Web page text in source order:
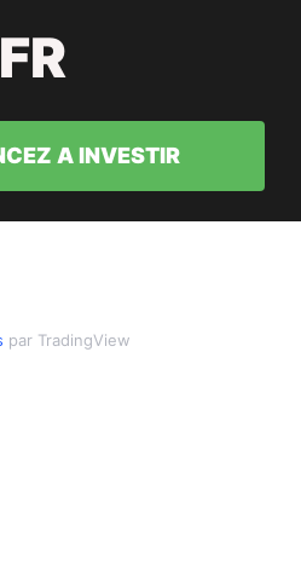
A INVESTIR
par TradingView